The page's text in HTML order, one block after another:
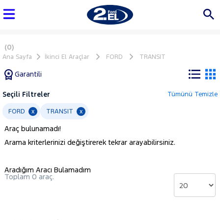
(0)
Ana Sayfa İkinci El Araçlar FORD TRANSIT
Garantili
Araçlar
BMC
Seçili Filtreler Tümünü Temizle
FORD x TRANSIT x
Araç bulunamadı!
Arama kriterlerinizi değiştirerek tekrar arayabilirsiniz.
Aradığım Aracı Bulamadım
Toplam 0 araç.